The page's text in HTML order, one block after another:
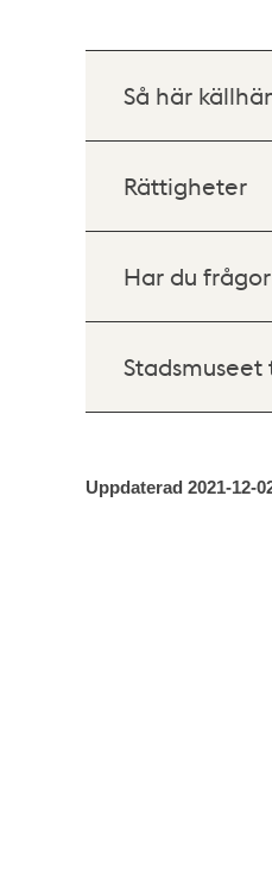
Så här
Rättigheter
Har du
Stadsmuseet
Uppdaterad 2021-12-